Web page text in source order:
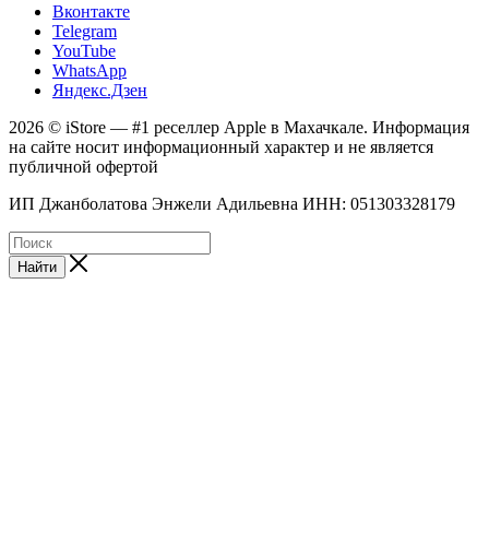
Вконтакте
Telegram
YouTube
WhatsApp
Яндекс.Дзен
2026 © iStore — #1 реселлер Apple в Махачкале. Информация
на сайте носит информационный характер и не является
публичной офертой
ИП Джанболатова Энжели Адильевна ИНН: 051303328179
Найти